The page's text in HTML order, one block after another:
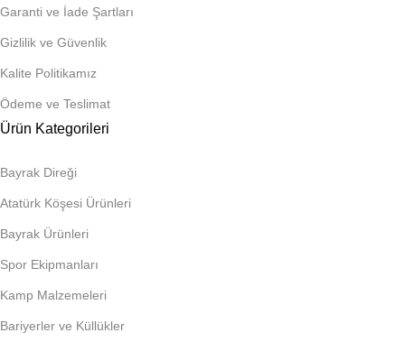
Garanti ve İade Şartları
Gizlilik ve Güvenlik
Kalite Politikamız
Ödeme ve Teslimat
Ürün Kategorileri
Bayrak Direği
Atatürk Köşesi Ürünleri
Bayrak Ürünleri
Spor Ekipmanları
Kamp Malzemeleri
Bariyerler ve Küllükler